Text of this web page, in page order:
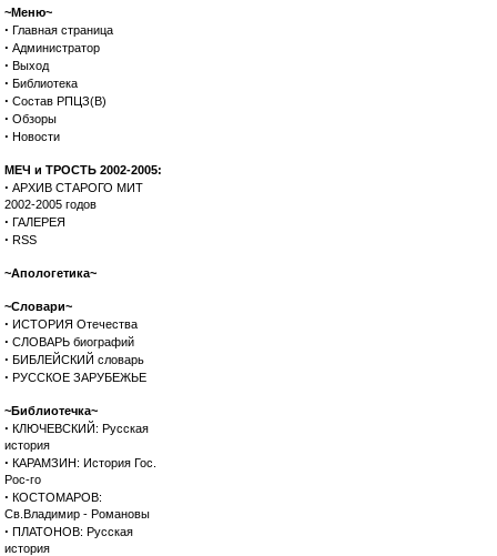
~Меню~
· Главная страница
· Администратор
· Выход
· Библиотека
· Состав РПЦЗ(В)
· Обзоры
· Новости
МЕЧ и ТРОСТЬ 2002-2005:
· АРХИВ СТАРОГО МИТ
2002-2005 годов
· ГАЛЕРЕЯ
· RSS
~Апологетика~
~Словари~
· ИСТОРИЯ Отечества
· СЛОВАРЬ биографий
· БИБЛЕЙСКИЙ словарь
· РУССКОЕ ЗАРУБЕЖЬЕ
~Библиотечка~
· КЛЮЧЕВСКИЙ: Русская
история
· КАРАМЗИН: История Гос.
Рос-го
· КОСТОМАРОВ:
Св.Владимир - Романовы
· ПЛАТОНОВ: Русская
история